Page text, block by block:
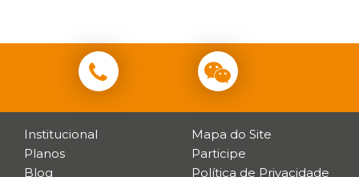
Institucional
Planos
Blog
Mapa do Site
Participe
Política de Privacidade